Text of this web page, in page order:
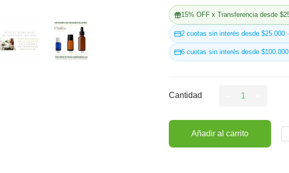
15% OFF x Transferencia desde
2 cuotas sin interés desde $25.000
6 cuotas sin interés desde $100.000
Cantidad
Añadir al carrito